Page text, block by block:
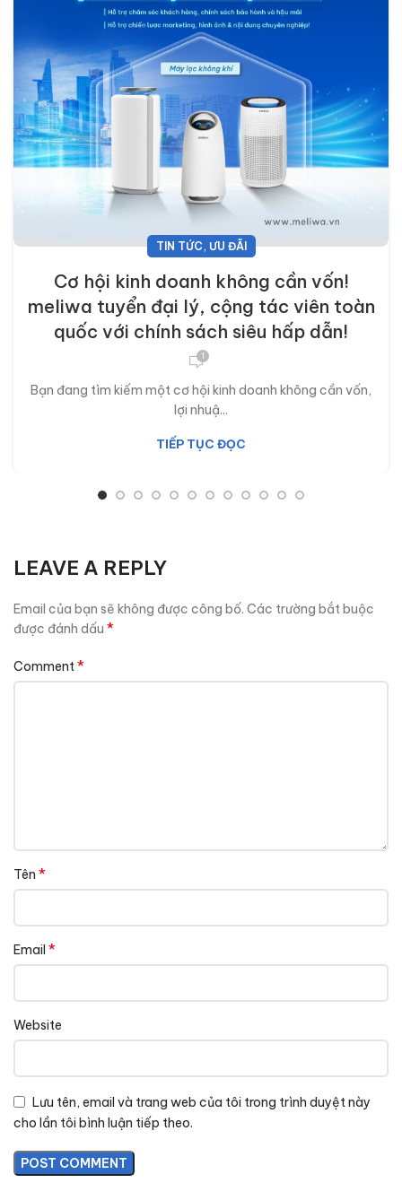
TIN TỨC, ƯU ĐÃI
Cơ hội kinh doanh không cần vốn!
meliwa tuyển đại lý, cộng tác viên toàn
quốc với chính sách siêu hấp dẫn!
1
Bạn đang tìm kiếm một cơ hội kinh doanh không cần vốn,
lợi nhuậ...
TIẾP TỤC ĐỌC
LEAVE A REPLY
Email của bạn sẽ không được công bố. Các trường bắt buộc
được đánh dấu *
Comment*
Tên *
Email *
Website
Lưu tên, email và trang web của tôi trong trình duyệt này
cho lần tôi bình luận tiếp theo.